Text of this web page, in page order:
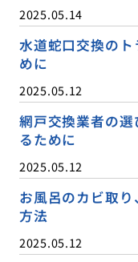
2025.05.14
水道蛇口交換の
めに
2025.05.12
網戸交換業者の
るために
2025.05.12
お風呂のカビ取
方法
2025.05.12